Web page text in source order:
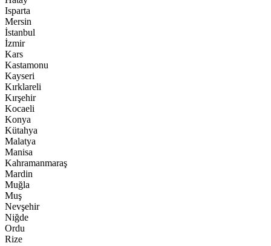
Isparta
Mersin
İstanbul
İzmir
Kars
Kastamonu
Kayseri
Kırklareli
Kırşehir
Kocaeli
Konya
Kütahya
Malatya
Manisa
Kahramanmaraş
Mardin
Muğla
Muş
Nevşehir
Niğde
Ordu
Rize